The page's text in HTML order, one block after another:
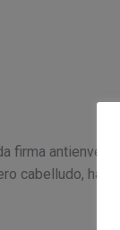
firma
cabelludo,